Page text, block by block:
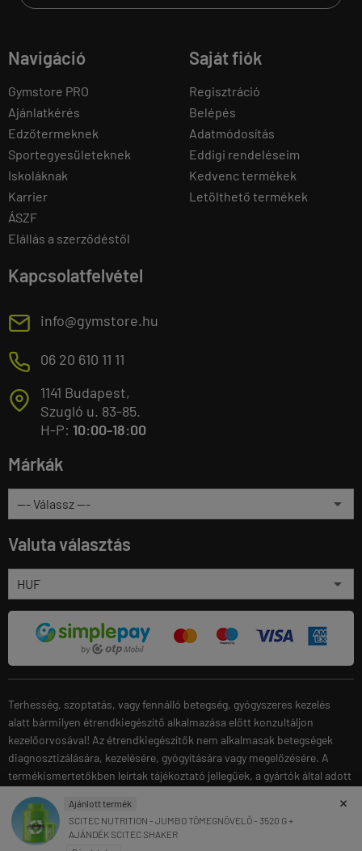
Navigáció
Gymstore PRO
Ajánlatkérés
Edzőtermeknek
Sportegyesületeknek
Iskoláknak
Karrier
ÁSZF
Elállás a szerződéstől
Saját fiók
Regisztráció
Belépés
Adatmódosítás
Eddigi rendeléseim
Kedvenc termékek
Letölthető termékek
Kapcsolatfelvétel
E info@gymstore.hu
M 06 20 610 11 11
T
1141 Budapest,
Szugló u. 83-85.
H-P: 10:00-18:00
Márkák
Valuta választás
Terhesség, szoptatás, vagy fennálló betegség, gyógyszeres kezelés
alatt bármilyen étrendkiegészítő alkalmazása előtt konzultáljon
kezelőorvosával! Az étrendkiegészítők nem alkalmasak betegségek
diagnosztizálására, kezelésére, gyógyítására vagy megelőzésére. A
termékismertetőkben leírtak tájékoztató jellegűek, a gyártók által adott
termékinformációk előzetes bejelentés nélküli megváltoztatásának
jogát.
×
Ajánlott termék
SCITEC NUTRITION - JUMBO TÖMEGNÖVELŐ - 3520 G +
AJÁNDÉK SCITEC SHAKER